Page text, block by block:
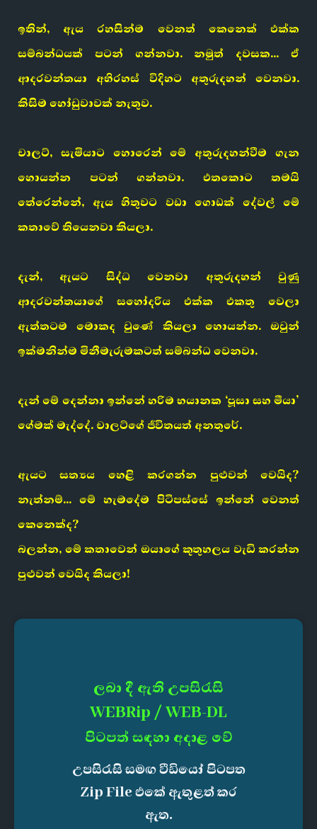
ඉතින්, ඇය රහසින්ම වෙනත් කෙනෙක් එක්ක
සම්බන්ධයක් පටන් ගන්නවා. නමුත් දවසක… ඒ
ආදරවන්තයා අභිරහස් විදිහට අතුරුදහන් වෙනවා.
කිසිම හෝඩුවාවක් නැතුව.
චාලට්, සැමියාට හොරෙන් මේ අතුරුදහන්වීම ගැන
හොයන්න පටන් ගන්නවා. එතකොට තමයි
තේරෙන්නේ, ඇය හිතුවට වඩා ගොඩක් දේවල් මේ
කතාවේ තියෙනවා කියලා.
දැන්, ඇයට සිද්ධ වෙනවා අතුරුදහන් වුණු
ආදරවන්තයාගේ සහෝදරිය එක්ක එකතු වෙලා
ඇත්තටම මොකද වුණේ කියලා හොයන්න. ඔවුන්
ඉක්මනින්ම මිනීමැරුමකටත් සම්බන්ධ වෙනවා.
දැන් මේ දෙන්නා ඉන්නේ හරිම භයානක ‘පූසා සහ මීයා’
ගේමක් මැද්දේ. චාලට්ගේ ජීවිතයත් අනතුරේ.
ඇයට සත්‍යය හෙළි කරගන්න පුළුවන් වෙයිද?
නැත්නම්… මේ හැමදේම පිටිපස්සේ ඉන්නේ වෙනත්
කෙනෙක්ද?
බලන්න, මේ කතාවෙන් ඔයාගේ කුතුහලය වැඩි කරන්න
පුළුවන් වෙයිද කියලා!
ලබා දී ඇති උපසිරැසි
WEBRip / WEB-DL
පිටපත් සඳහා අදාළ වේ
උපසිරැසි සමඟ වීඩියෝ පිටපත
Zip File එකේ ඇතුළත් කර
ඇත.